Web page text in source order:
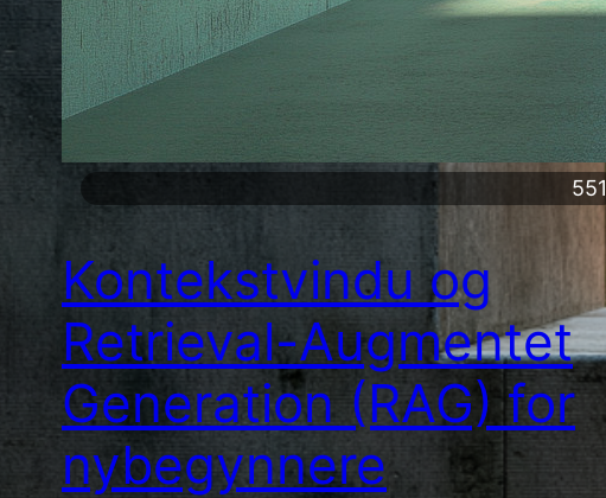
551
Kontekstvindu og
Retrieval-Augmentet
Generation (RAG) for
nybegynnere